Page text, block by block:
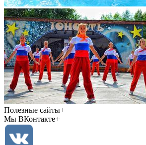
Полезные сайты+
Мы ВКонтакте+